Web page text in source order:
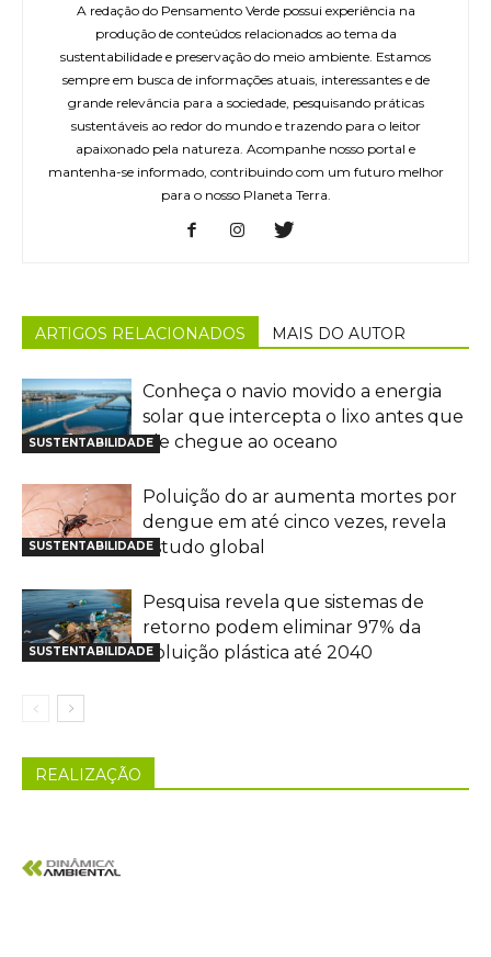
A redação do Pensamento Verde possui experiência na
produção de conteúdos relacionados ao tema da
sustentabilidade e preservação do meio ambiente. Estamos
sempre em busca de informações atuais, interessantes e de
grande relevância para a sociedade, pesquisando práticas
sustentáveis ao redor do mundo e trazendo para o leitor
apaixonado pela natureza. Acompanhe nosso portal e
mantenha-se informado, contribuindo com um futuro melhor
para o nosso Planeta Terra.
ARTIGOS RELACIONADOS MAIS DO AUTOR
SUSTENTABILIDADE
Conheça o navio movido a energia
solar que intercepta o lixo antes que
ele chegue ao oceano
SUSTENTABILIDADE
Poluição do ar aumenta mortes por
dengue em até cinco vezes, revela
estudo global
SUSTENTABILIDADE
Pesquisa revela que sistemas de
retorno podem eliminar 97% da
poluição plástica até 2040
REALIZAÇÃO